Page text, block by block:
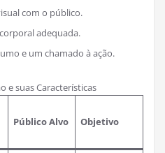
com o público.
adequada.
e um chamado à ação.
e suas Características
Público Alvo Objetivo